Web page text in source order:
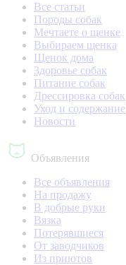
Все статьи
Породы собак
Мечтаете о щенке
Выбираем щенка
Щенок дома
Здоровье собак
Питание собак
Дрессировка собак
Уход и содержание
Новости
Объявления
Все объявления
На продажу
В добрые руки
Вязка
Потерявшиеся
От заводчиков
Из приютов